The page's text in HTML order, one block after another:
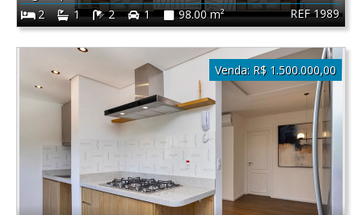
REF 1989
2
1 2 1 98.00 m²
Venda: R$ 1.500.000,00